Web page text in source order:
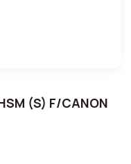
(S) F/CANON